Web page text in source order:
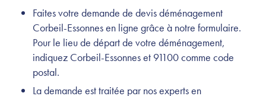
Faites votre demande de devis déménagement
Corbeil-Essonnes en ligne grâce à notre formulaire.
Pour le lieu de départ de votre déménagement,
indiquez Corbeil-Essonnes et 91100 comme code
postal.
La demande est traitée par nos experts en